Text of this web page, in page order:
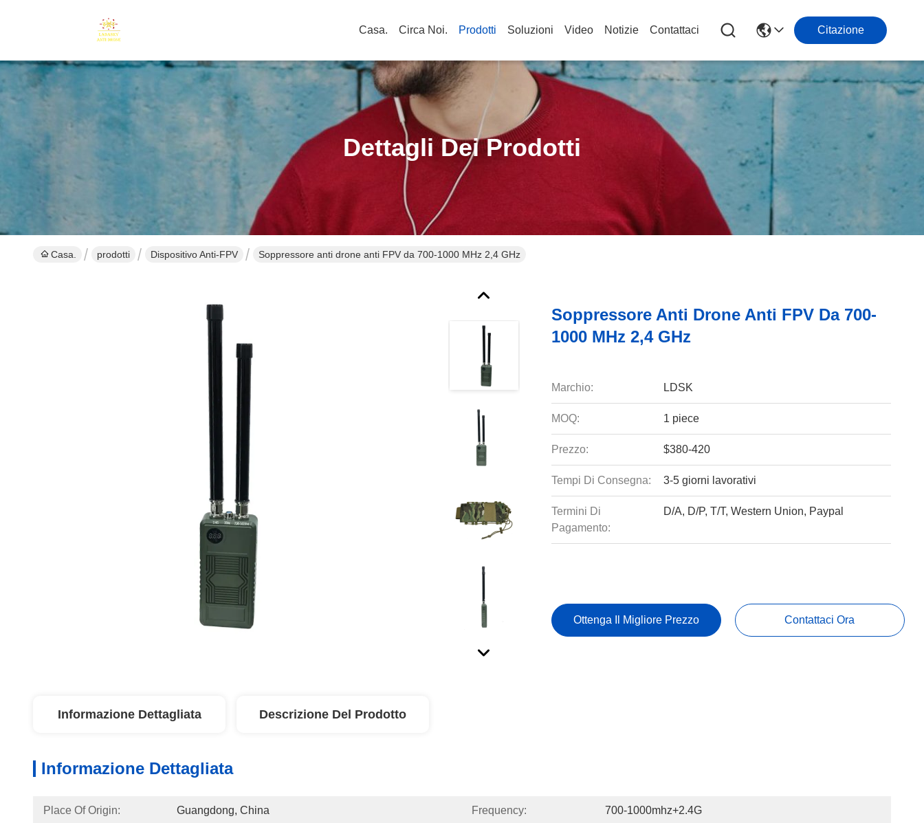
Casa. Circa Noi. Prodotti Soluzioni Video Notizie Contattaci Citazione
Dettagli Dei Prodotti
Casa. prodotti Dispositivo Anti-FPV Soppressore anti drone anti FPV da 700-1000 MHz 2,4 GHz
Soppressore Anti Drone Anti FPV Da 700-
1000 MHz 2,4 GHz
Marchio: LDSK
MOQ: 1 piece
Prezzo: $380-420
Tempi Di Consegna: 3-5 giorni lavorativi
Termini Di
Pagamento:
D/A, D/P, T/T, Western Union, Paypal
Ottenga Il Migliore Prezzo Contattaci Ora
Informazione Dettagliata Descrizione Del Prodotto
Informazione Dettagliata
Place Of Origin: Guangdong, China Frequency: 700-1000mhz+2.4G